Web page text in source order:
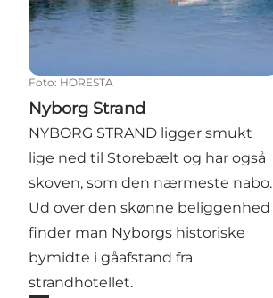
Foto: HORESTA
Nyborg Strand
NYBORG STRAND ligger smukt
lige ned til Storebælt og har også
skoven, som den nærmeste nabo.
Ud over den skønne beliggenhed
finder man Nyborgs historiske
bymidte i gåafstand fra
strandhotellet.